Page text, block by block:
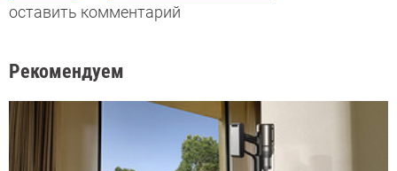
оставить комментарий
Рекомендуем